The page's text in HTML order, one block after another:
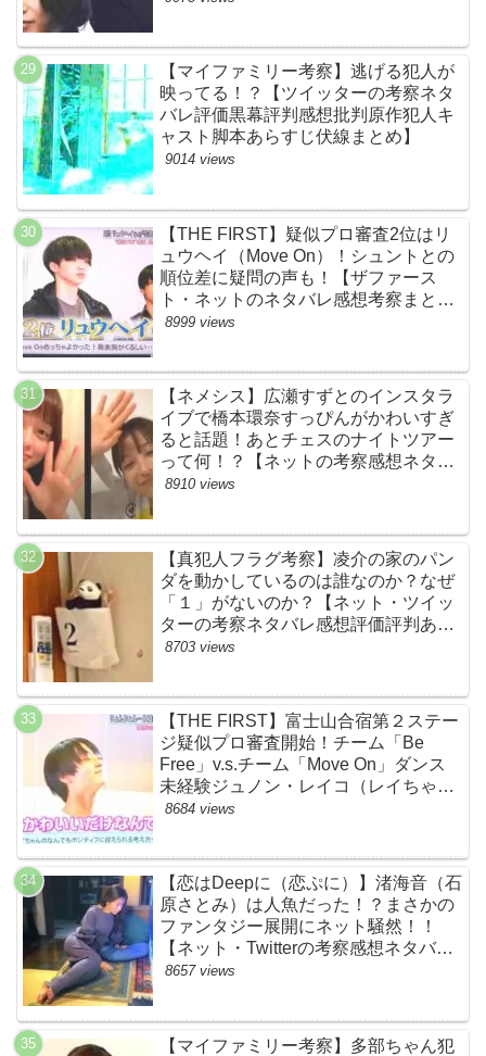
【マイファミリー考察】逃げる犯人が
映ってる！？【ツイッターの考察ネタ
バレ評価黒幕評判感想批判原作犯人キ
ャスト脚本あらすじ伏線まとめ】
9014 views
【THE FIRST】疑似プロ審査2位はリ
ュウヘイ（Move On）！シュントとの
順位差に疑問の声も！【ザファース
ト・ネットのネタバレ感想考察まと
め・スッキリ・BE:FIRST・ビーファ
8999 views
【ネメシス】広瀬すずとのインスタラ
イブで橋本環奈すっぴんがかわいすぎ
ると話題！あとチェスのナイトツアー
って何！？【ネットの考察感想ネタバ
レまとめ【第９話】
8910 views
【真犯人フラグ考察】凌介の家のパン
ダを動かしているのは誰なのか？なぜ
「１」がないのか？【ネット・ツイッ
ターの考察ネタバレ感想評価評判あら
すじ原作犯人キャスト黒幕伏線まと
8703 views
【THE FIRST】富士山合宿第２ステー
ジ疑似プロ審査開始！チーム「Be
Free」v.s.チーム「Move On」ダンス
未経験ジュノン・レイコ（レイちゃ
ん）頑張れ！ルイルイかわいすぎる
BE:FIRST・ビーファースト】
8684 views
【恋はDeepに（恋ぷに）】渚海音（石
原さとみ）は人魚だった！？まさかの
ファンタジー展開にネット騒然！！
【ネット・Twitterの考察感想ネタバレ
評価評判あらすじまとめ】
8657 views
【マイファミリー考察】多部ちゃん犯